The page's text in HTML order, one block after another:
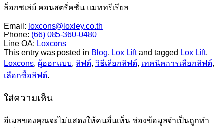
ล็อกซเล่ย์ คอนสตรั่คชั่น แมททรีเรียล
Email: loxcons@loxley.co.th
Phone: (66) 085-360-0480
Line OA: Loxcons
This entry was posted in Blog, Lox Liftand tagged Lox Lift,
Loxcons, ผู้ออกแบบ, ลิฟต์, วิธีเลือกลิฟต์, เทคนิคการเลือกลิฟต์,
เลือกซื้อลิฟต์.
ใส่ความเห็น
อีเมลของคุณจะไม่แสดงให้คนอื่นเห็น ช่องข้อมูลจำเป็นถูกทำ